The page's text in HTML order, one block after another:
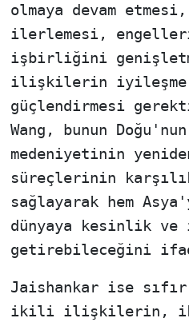
olmaya devam
ilerlemesi, engelleri
işbirliğini
ilişkilerin iyileşme
güçlendirmesi
Wang, bunun
medeniyetinin
süreçlerinin
sağlayarak hem
dünyaya kesinlik
getirebileceğini
Jaishankar ise
ikili ilişkilerin,